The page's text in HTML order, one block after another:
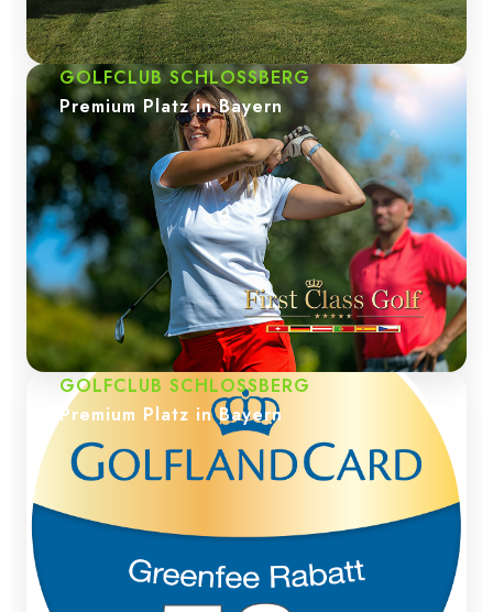
GOLFCLUB SCHLOSSBERG
Premium Platz in Bayern
GOLFCLUB SCHLOSSBERG
Premium Platz in Bayern